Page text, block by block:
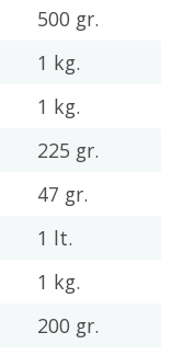
500 gr.
1 kg.
1 kg.
225 gr.
47 gr.
1 lt.
1 kg.
200 gr.